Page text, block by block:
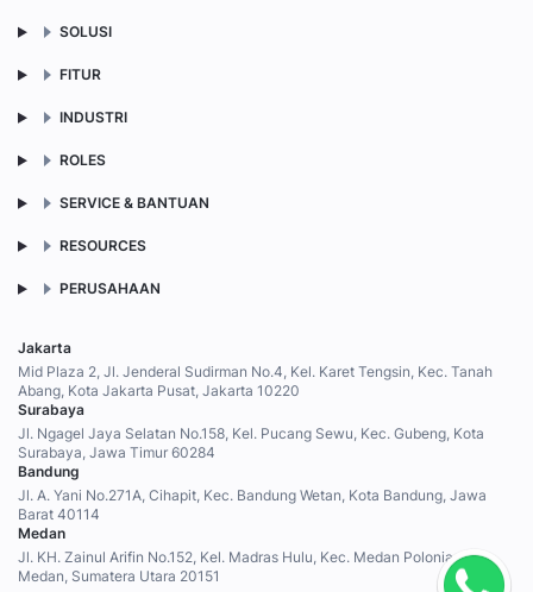
SOLUSI
FITUR
INDUSTRI
ROLES
SERVICE & BANTUAN
RESOURCES
PERUSAHAAN
Jakarta
Mid Plaza 2, Jl. Jenderal Sudirman No.4, Kel. Karet Tengsin, Kec. Tanah
Abang, Kota Jakarta Pusat, Jakarta 10220
Surabaya
Jl. Ngagel Jaya Selatan No.158, Kel. Pucang Sewu, Kec. Gubeng, Kota
Surabaya, Jawa Timur 60284
Bandung
Jl. A. Yani No.271A, Cihapit, Kec. Bandung Wetan, Kota Bandung, Jawa
Barat 40114
Medan
Jl. KH. Zainul Arifin No.152, Kel. Madras Hulu, Kec. Medan Polonia, Kota
Medan, Sumatera Utara 20151